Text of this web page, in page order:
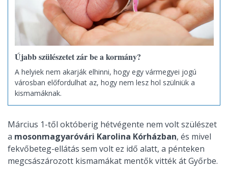
Újabb szülészetet zár be a kormány?
A helyiek nem akarják elhinni, hogy egy vármegyei jogú
városban előfordulhat az, hogy nem lesz hol szülniük a
kismamáknak.
Március 1-től októberig hétvégente nem volt szülészet
a mosonmagyaróvári Karolina Kórházban, és mivel
fekvőbeteg-ellátás sem volt ez idő alatt, a pénteken
megcsászározott kismamákat mentők vitték át Győrbe.